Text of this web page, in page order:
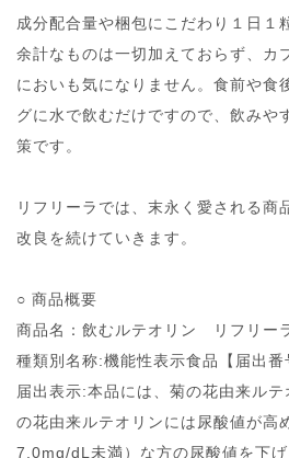
成分配合量や梱包にこだわり１日１
余計なものは一切加えておらず、カ
においも気になりません。食前や食
グに水で飲むだけですので、飲みや
策です。
リフリーラでは、末永く愛される商
改良を続けていきます。
○ 商品概要
商品名：飲むルテオリン リフリー
種類別名称:機能性表示食品【届出番
届出表示:本品には、菊の花由来ル
の花由来ルテオリンには尿酸値が高
7.0mg/dL未満）な方の尿酸値を下